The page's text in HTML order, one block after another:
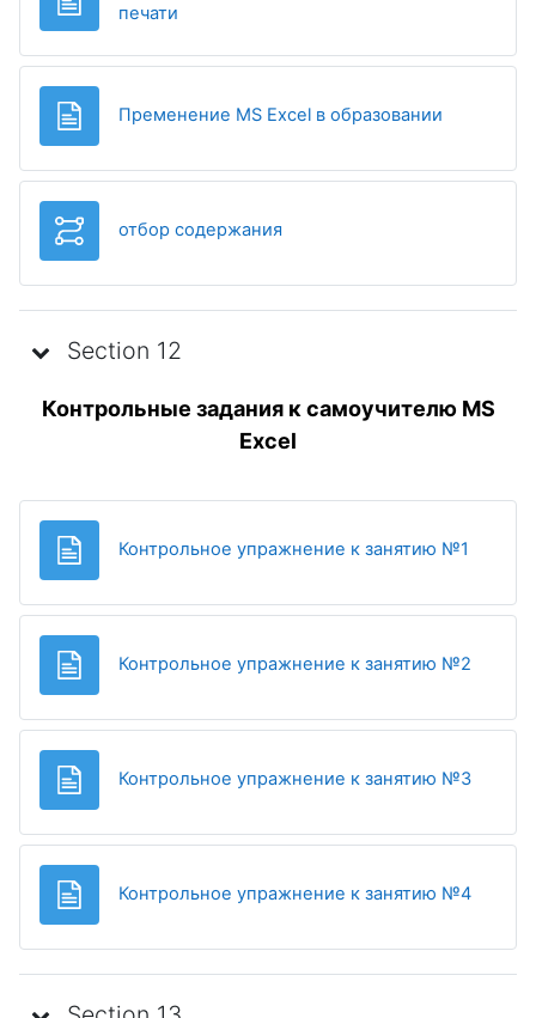
печати
Пременение MS Excel в образовании
отбор содержания
Section 12
Контрольные задания к самоучителю MS
Excel
Контрольное упражнение к занятию №1
Контрольное упражнение к занятию №2
Контрольное упражнение к занятию №3Page
Контрольное упражнение к занятию №4Page